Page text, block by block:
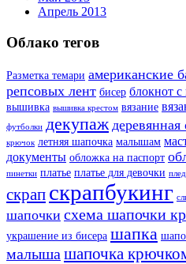
Апрель 2013
Облако тегов
Разметка темари американские
репсовых лент бисер блокнот с
вышивка вышивка крестом вязание
футболки декупаж
крючок летняя шапочка малышам
документы обложка на паспорт
пинетки платье платье для девочки
скрап скрапбукинг
шапочки схема шапочки
украшение из бисера шапка
малыша шапочка